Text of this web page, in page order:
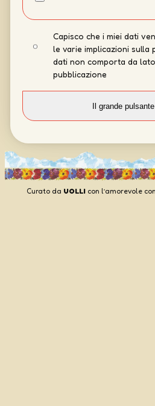
Capisco che i miei dati
le varie implicazioni sulla
dati non comporta da
pubblicazione
Curato da UOLLIcon l’amorevole